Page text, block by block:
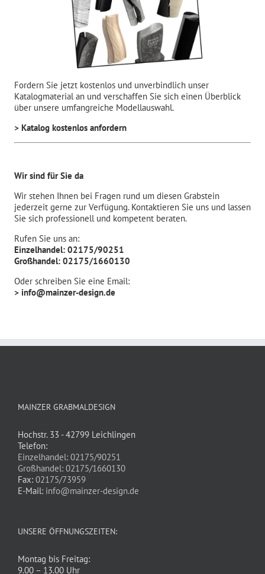
Fordern Sie jetzt kostenlos und unverbindlich unser
Katalogmaterial an und verschaffen Sie sich einen Überblick
über unsere umfangreiche Modellauswahl.
> Katalog kostenlos anfordern
Wir sind für Sie da
Wir stehen Ihnen bei Fragen rund um diesen Grabstein
jederzeit gerne zur Verfügung. Kontaktieren Sie uns und lassen
Sie sich professionell und kompetent beraten.
Rufen Sie uns an:
Einzelhandel: 02175/90251
Großhandel: 02175/1660130
Oder schreiben Sie eine Email:
> info@mainzer-design.de
MAINZER GRABMALDESIGN
Hochstr. 33 - 42799 Leichlingen
Telefon:
Einzelhandel: 02175/90251
Großhandel: 02175/1660130
Fax: 02175/73959
E-Mail: info@mainzer-design.de
UNSERE ÖFFNUNGSZEITEN:
Montag bis Freitag:
9.00 – 13.00 Uhr